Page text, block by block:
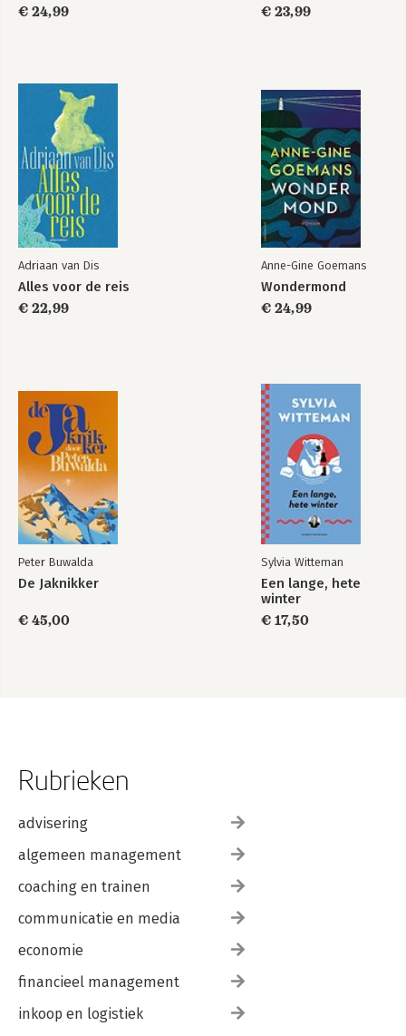
€ 24,99 € 23,99
Adriaan van Dis
Alles voor de reis
€ 22,99
Anne-Gine Goemans
Wondermond
€ 24,99
Peter Buwalda
De Jaknikker
€ 45,00
Sylvia Witteman
Een lange, hete
winter
€ 17,50
Rubrieken
advisering
algemeen management
coaching en trainen
communicatie en media
economie
financieel management
inkoop en logistiek